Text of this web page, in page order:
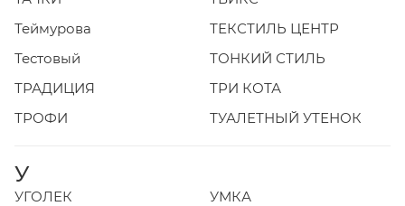
Теймурова
ТЕКСТИЛЬ ЦЕНТР
Тестовый
ТОНКИЙ СТИЛЬ
ТРАДИЦИЯ
ТРИ КОТА
ТРОФИ
ТУАЛЕТНЫЙ УТЕНОК
У
УГОЛЕК
УМКА